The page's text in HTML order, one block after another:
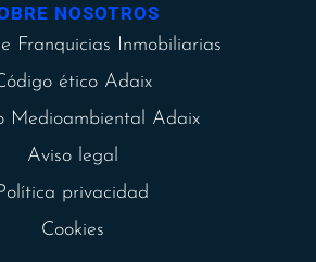
NOSOTROS
Franquicias Inmobiliarias
ético Adaix
Medioambiental Adaix
Aviso legal
Política privacidad
Cookies